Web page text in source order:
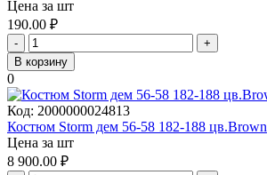
Цена за шт
190.00 ₽
-
+
В корзину
0
Код: 2000000024813
Костюм Storm дем 56-58 182-188 цв.Brown
Цена за шт
8 900.00 ₽